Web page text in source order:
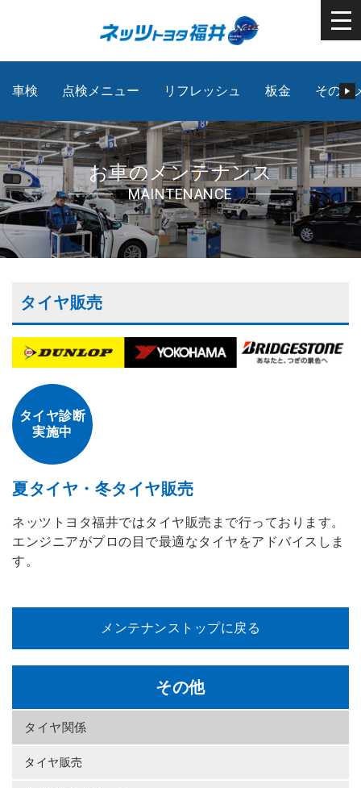
車検 点検メニュー リフレッシュ 板金 その他
お車のメンテナンス
MAINTENANCE
タイヤ販売
タイヤ診断
実施中
夏タイヤ・冬タイヤ販売
ネッツトヨタ福井ではタイヤ販売まで行っております。
エンジニアがプロの目で最適なタイヤをアドバイスしま
す。
メンテナンストップに戻る
その他
タイヤ関係
タイヤ販売